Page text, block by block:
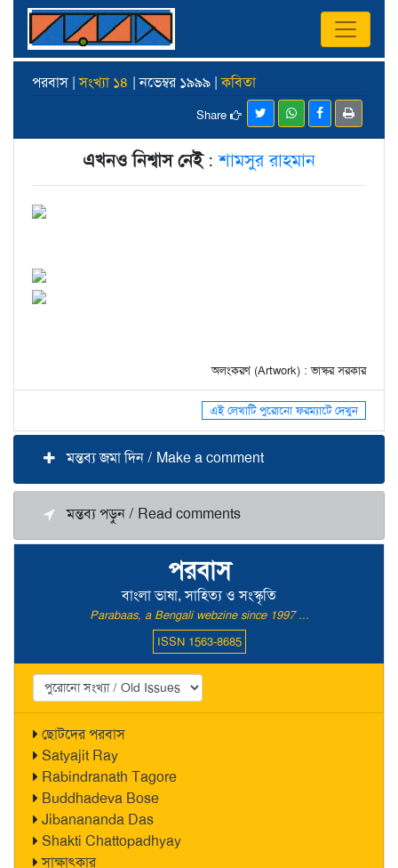
পরবাস
বাংলা ভাষা, সাহিত্য ও সংস্কৃতি
Parabaas, a Bengali webzine since 1997 ...
ISSN 1563-8685
ছোটদের পরবাস
Satyajit Ray
Rabindranath Tagore
Buddhadeva Bose
Jibanananda Das
Shakti Chattopadhyay
সাক্ষাৎকার
পরবাস |সংখ্যা ১৪ | নভেম্বর ১৯৯৯ |কবিতা
Share
এখনও নিশ্বাস নেই:শামসুর রাহমান
অলংকরণ (Artwork) : ভাস্কর সরকার
এই লেখাটি পুরোনো ফরম্যাটে দেখুন
মন্তব্য জমা দিন / Make a comment
মন্তব্য পড়ুন / Read comments